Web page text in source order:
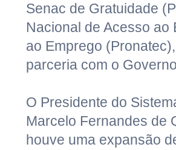
Senac de Gratuidade
Nacional de Acesso ao
ao Emprego
parceria com o
O Presidente do
Marcelo Fernandes de
houve uma expansão